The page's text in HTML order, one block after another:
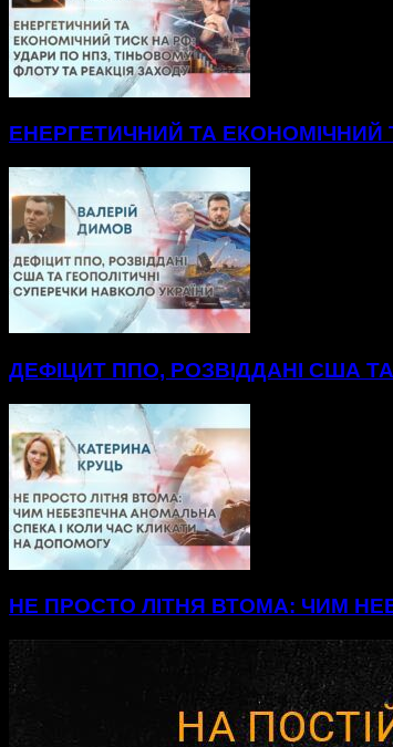
ЕНЕРГЕТИЧНИЙ ТА ЕКОНОМІЧНИЙ
ДЕФІЦИТ ППО, РОЗВІДДАНІ США
НЕ ПРОСТО ЛІТНЯ ВТОМА: ЧИМ